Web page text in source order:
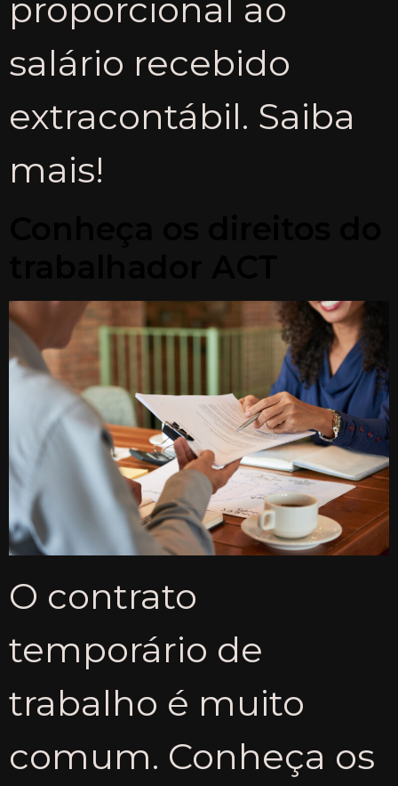
proporcional ao
salário recebido
extracontábil. Saiba
mais!
O contrato
temporário de
trabalho é muito
comum. Conheça os